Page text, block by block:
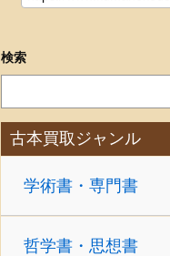
検索
古本買取ジャンル
学術書・専門書
哲学書・思想書